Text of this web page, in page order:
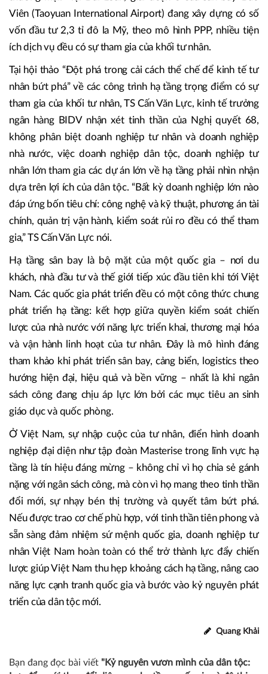
sân bay có doanh thu bán lẻ cao nhất thế giới, vượt cả
Changi - được vận hành bởi Incheon International Airport
Corporation (IIAC), công ty thuộc sở hữu nhà nước nhưng
thương mại. Tại Đài Loan, giai đoạn 3 của sân bay Đào
Viên (Taoyuan International Airport) đang xây dựng có số
vốn đầu tư 2,3 tỉ đô la Mỹ, theo mô hình PPP, nhiều tiện
ích dịch vụ đều có sự tham gia của khối tư nhân.
Tại hội thảo “Đột phá trong cải cách thể chế để kinh tế tư
nhân bứt phá” về các công trình hạ tầng trọng điểm có sự
tham gia của khối tư nhân, TS Cấn Văn Lực, kinh tế trưởng
ngân hàng BIDV nhận xét tinh thần của Nghị quyết 68,
không phân biệt doanh nghiệp tư nhân và doanh nghiệp
nhà nước, việc doanh nghiệp dân tộc, doanh nghiệp tư
dựa trên lợi ích của dân tộc. “Bất kỳ doanh nghiệp lớn nào
đáp ứng bốn tiêu chí: công nghệ và kỹ thuật, phương án tài
chính, quản trị vận hành, kiểm soát rủi ro đều có thể tham
gia,” TS Cấn Văn Lực nói.
Hạ tầng sân bay là bộ mặt của một quốc gia – nơi du
khách, nhà đầu tư và thế giới tiếp xúc đầu tiên khi tới Việt
Nam. Các quốc gia phát triển đều có một công thức chung
phát triển hạ tầng: kết hợp giữa quyền kiểm soát chiến
lược của nhà nước với năng lực triển khai, thương mại hóa
tham khảo khi phát triển sân bay, cảng biển, logistics theo
hướng hiện đại, hiệu quả và bền vững – nhất là khi ngân
sách công đang chịu áp lực lớn bởi các mục tiêu an sinh
giáo dục và quốc phòng.
Ở Việt Nam, sự nhập cuộc của tư nhân, điển hình doanh
nghiệp đại diện như tập đoàn Masterise trong lĩnh vực hạ
tầng là tín hiệu đáng mừng – không chỉ vì họ chia sẻ gánh
nặng với ngân sách công, mà còn vì họ mang theo tinh thần
đổi mới, sự nhạy bén thị trường và quyết tâm bứt phá.
Nếu được trao cơ chế phù hợp, với tinh thần tiên phong và
nhân Việt Nam hoàn toàn có thể trở thành lực đẩy chiến
năng lực cạnh tranh quốc gia và bước vào kỷ nguyên phát